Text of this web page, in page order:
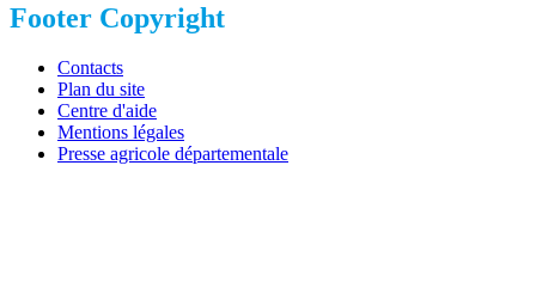
Footer Copyright
Contacts
Plan du site
Centre d'aide
Mentions légales
Presse agricole départementale